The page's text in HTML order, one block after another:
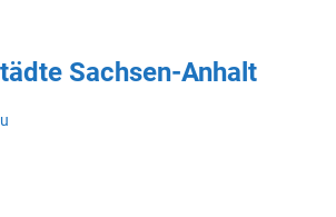
Sachsen-Anhalt